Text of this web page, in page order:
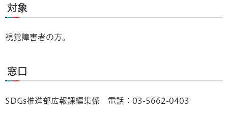
対象
視覚障害者の方。
窓口
SDGs推進部広報課編集係 電話：03-5662-0403